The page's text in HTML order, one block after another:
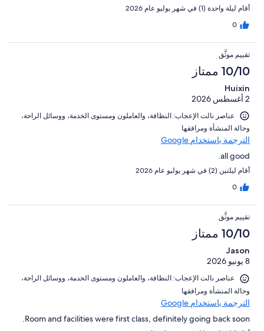
أقام ليلة واحدة (1) في شهر يوليو عام 2026
0
تقييم موثَّق
10/10 ممتاز
Huixin
2 أغسطس 2026
عناصر نالت الإعجاب: ⁦النظافة⁩، و⁦العاملون ومستوى الخدمة⁩، و⁦وسائل الراحة⁩،
و⁦حالة المنشأة ومرافقها⁩
الترجمة باستخدام Google
all good.
أقام ليلتين (2) في شهر يوليو عام 2026
0
تقييم موثَّق
10/10 ممتاز
Jason
8 يونيو 2026
عناصر نالت الإعجاب: ⁦النظافة⁩، و⁦العاملون ومستوى الخدمة⁩، و⁦وسائل الراحة⁩،
و⁦حالة المنشأة ومرافقها⁩
الترجمة باستخدام Google
Room and facilities were first class, definitely going back soon.